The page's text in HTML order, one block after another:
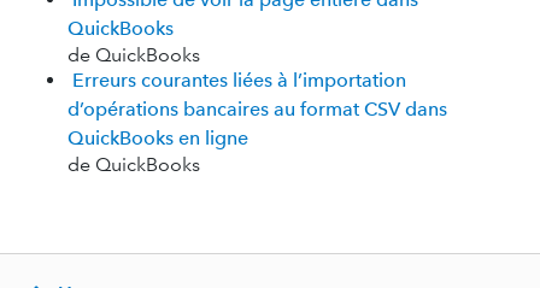
QuickBooks
de QuickBooks
Erreurs courantes liées à l’importation
d’opérations bancaires au format CSV dans
QuickBooks en ligne
de QuickBooks